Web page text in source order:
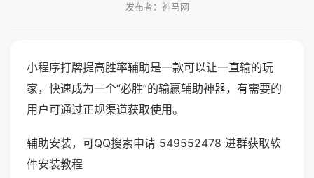
发布者：神马网
小程序打牌提高胜率辅助是一款可以让一直输的玩
家，快速成为一个“必胜”的输赢辅助神器，有需要的
用户可通过正规渠道获取使用。
辅助安装，可QQ搜索申请 549552478 进群获取软
件安装教程